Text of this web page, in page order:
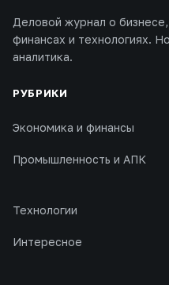
Деловой журнал о
финансах и технологиях.
аналитика.
РУБРИКИ
Экономика и финансы
Промышленность и АПК
Технологии
Интересное